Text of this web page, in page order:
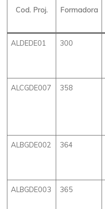
Cod. Proj. Formadora
ALDEDE01 300
ALCGDE007 358
ALBGDE002 364
ALBGDE003 365